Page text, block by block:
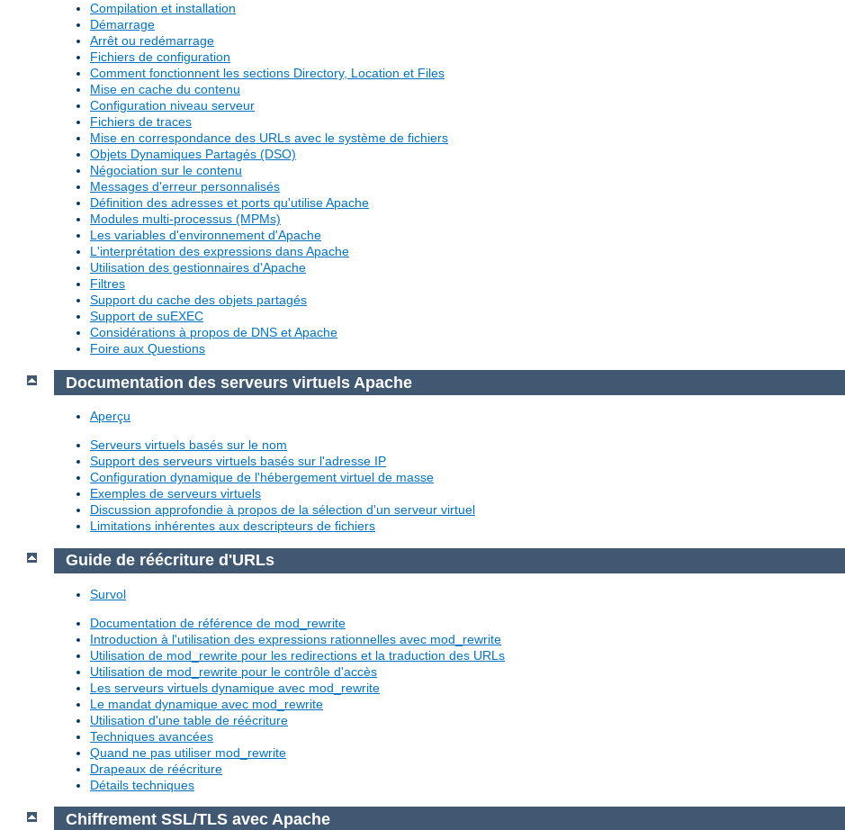
Compilation et installation
Démarrage
Arrêt ou redémarrage
Fichiers de configuration
Comment fonctionnent les sections Directory, Location et Files
Mise en cache du contenu
Configuration niveau serveur
Fichiers de traces
Mise en correspondance des URLs avec le système de fichiers
Objets Dynamiques Partagés (DSO)
Négociation sur le contenu
Messages d'erreur personnalisés
Définition des adresses et ports qu'utilise Apache
Modules multi-processus (MPMs)
Les variables d'environnement d'Apache
L'interprétation des expressions dans Apache
Utilisation des gestionnaires d'Apache
Filtres
Support du cache des objets partagés
Support de suEXEC
Considérations à propos de DNS et Apache
Foire aux Questions
Documentation des serveurs virtuels Apache
Aperçu
Serveurs virtuels basés sur le nom
Support des serveurs virtuels basés sur l'adresse IP
Configuration dynamique de l'hébergement virtuel de masse
Exemples de serveurs virtuels
Discussion approfondie à propos de la sélection d'un serveur virtuel
Limitations inhérentes aux descripteurs de fichiers
Guide de réécriture d'URLs
Survol
Documentation de référence de mod_rewrite
Introduction à l'utilisation des expressions rationnelles avec mod_rewrite
Utilisation de mod_rewrite pour les redirections et la traduction des URLs
Utilisation de mod_rewrite pour le contrôle d'accès
Les serveurs virtuels dynamique avec mod_rewrite
Le mandat dynamique avec mod_rewrite
Utilisation d'une table de réécriture
Techniques avancées
Quand ne pas utiliser mod_rewrite
Drapeaux de réécriture
Détails techniques
Chiffrement SSL/TLS avec Apache